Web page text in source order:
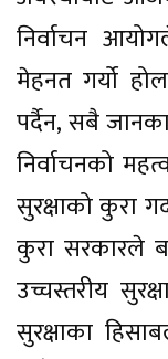
निर्वाचन
मेहनत गर्यो
पर्दैन, सबै
निर्वाचनको
सुरक्षाको कुरा
कुरा सरकारले
उच्चस्तरीय
सुरक्षाका